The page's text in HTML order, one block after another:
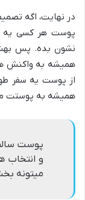
در نهایت، اگه
پوست هر کسی یه
نشون بده. پس
همیشه به واکنش
از پوست یه سفر
همیشه به پوستت
پوست
و انتخاب
میتونه